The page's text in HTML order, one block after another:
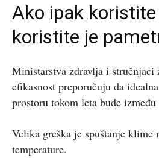
Ako ipak
koristite je
Ministarstva zdravlja i stručnjaci
efikasnost preporučuju da
prostoru tokom leta bude
Velika greška je spuštanje klime
temperature.